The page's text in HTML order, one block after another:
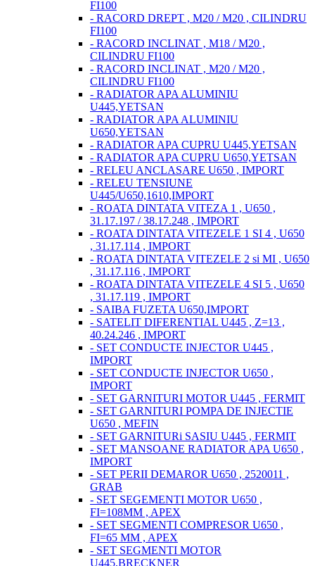
FI100
- RACORD DREPT , M20 / M20 , CILINDRU
FI100
- RACORD INCLINAT , M18 / M20 ,
CILINDRU FI100
- RACORD INCLINAT , M20 / M20 ,
CILINDRU FI100
- RADIATOR APA ALUMINIU
U445,YETSAN
- RADIATOR APA ALUMINIU
U650,YETSAN
- RADIATOR APA CUPRU U445,YETSAN
- RADIATOR APA CUPRU U650,YETSAN
- RELEU ANCLASARE U650 , IMPORT
- RELEU TENSIUNE
U445/U650,1610,IMPORT
- ROATA DINTATA VITEZA 1 , U650 ,
31.17.197 / 38.17.248 , IMPORT
- ROATA DINTATA VITEZELE 1 SI 4 , U650
, 31.17.114 , IMPORT
- ROATA DINTATA VITEZELE 2 si MI , U650
, 31.17.116 , IMPORT
- ROATA DINTATA VITEZELE 4 SI 5 , U650
, 31.17.119 , IMPORT
- SAIBA FUZETA U650,IMPORT
- SATELIT DIFERENTIAL U445 , Z=13 ,
40.24.246 , IMPORT
- SET CONDUCTE INJECTOR U445 ,
IMPORT
- SET CONDUCTE INJECTOR U650 ,
IMPORT
- SET GARNITURI MOTOR U445 , FERMIT
- SET GARNITURI POMPA DE INJECTIE
U650 , MEFIN
- SET GARNITURi SASIU U445 , FERMIT
- SET MANSOANE RADIATOR APA U650 ,
IMPORT
- SET PERII DEMAROR U650 , 2520011 ,
GRAB
- SET SEGEMENTI MOTOR U650 ,
FI=108MM , APEX
- SET SEGMENTI COMPRESOR U650 ,
FI=65 MM , APEX
- SET SEGMENTI MOTOR
U445,BRECKNER